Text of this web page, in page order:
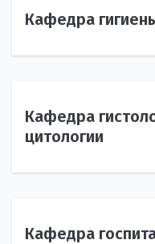
Кафедра
Кафедра
цитологии
Кафедра